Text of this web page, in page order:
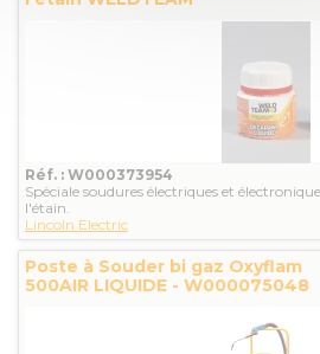
Réf. : W000373954
Spéciale soudures électriques et
l'étain.
Lincoln Electric
Poste à Souder bi gaz Oxyflam
500AIR LIQUIDE - W000075048